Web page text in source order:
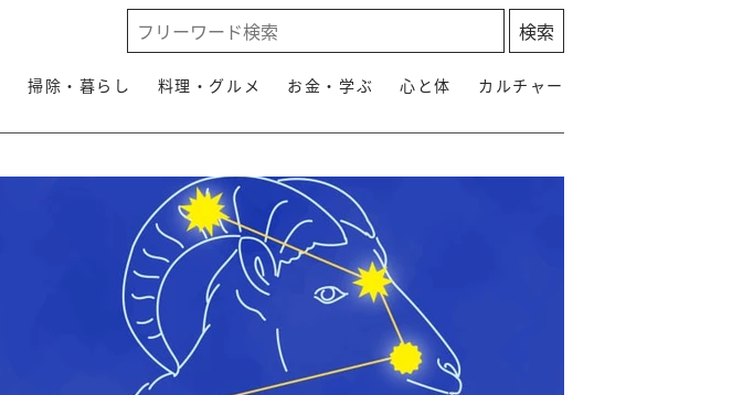
掃除・暮らし 料理・グルメ お金・学ぶ 心と体 カルチャー